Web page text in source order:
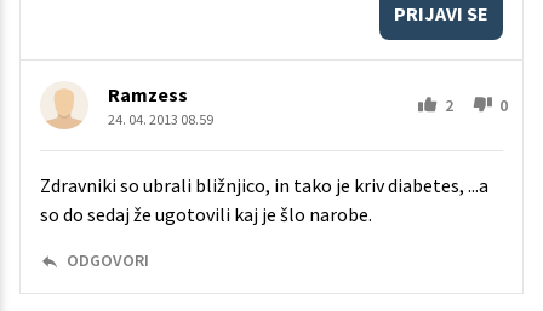
PRIJAVI SE
Ramzess
24. 04. 2013 08.59
2 0
Zdravniki so ubrali bližnjico, in tako je kriv diabetes, ...a
so do sedaj že ugotovili kaj je šlo narobe.
ODGOVORI